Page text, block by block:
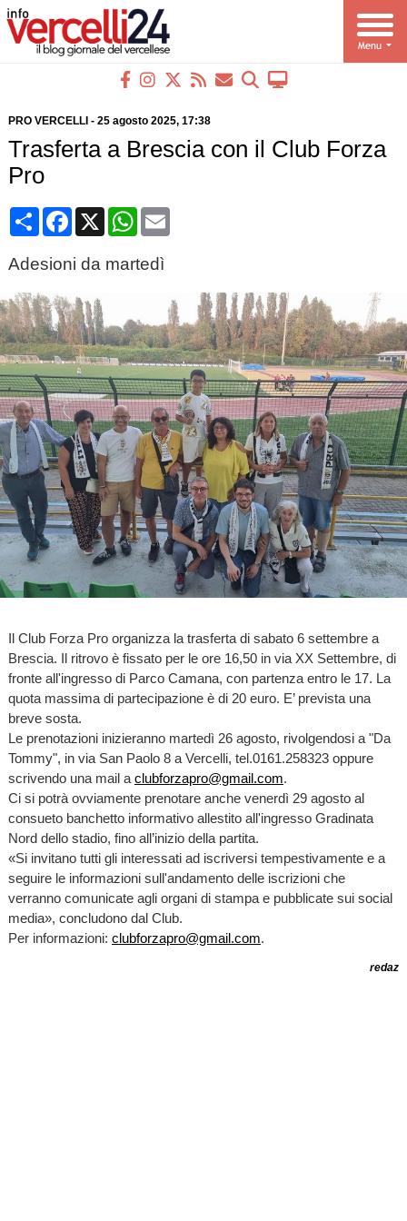
PRO VERCELLI - 25 agosto 2025, 17:38
Trasferta a Brescia con il Club Forza
Pro
CondividiFacebook
X WhatsApp
Email
Adesioni da martedì
Il Club Forza Pro organizza la trasferta di sabato 6 settembre a
Brescia. Il ritrovo è fissato per le ore 16,50 in via XX Settembre, di
fronte all'ingresso di Parco Camana, con partenza entro le 17. La
quota massima di partecipazione è di 20 euro. E’ prevista una
breve sosta.
Le prenotazioni inizieranno martedì 26 agosto, rivolgendosi a "Da
Tommy", in via San Paolo 8 a Vercelli, tel.0161.258323 oppure
scrivendo una mail a clubforzapro@gmail.com.
Ci si potrà ovviamente prenotare anche venerdì 29 agosto al
consueto banchetto informativo allestito all'ingresso Gradinata
Nord dello stadio, fino all’inizio della partita.
«Si invitano tutti gli interessati ad iscriversi tempestivamente e a
seguire le informazioni sull'andamento delle iscrizioni che
verranno comunicate agli organi di stampa e pubblicate sui social
media», concludono dal Club.
Per informazioni: clubforzapro@gmail.com.
redaz